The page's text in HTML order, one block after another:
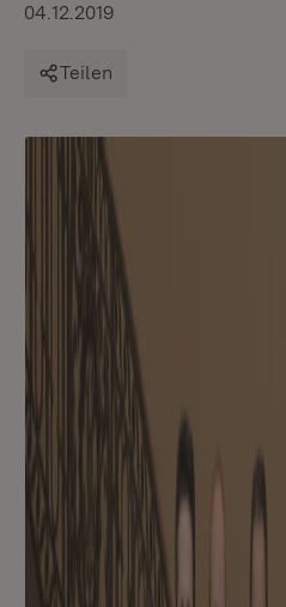
04.12.2019
Teilen